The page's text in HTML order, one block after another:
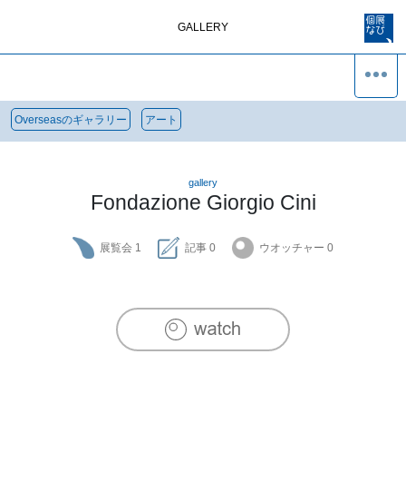
GALLERY
Overseasのギャラリー アート
gallery
Fondazione Giorgio Cini
展覧会 1 記事 0 ウオッチャー 0